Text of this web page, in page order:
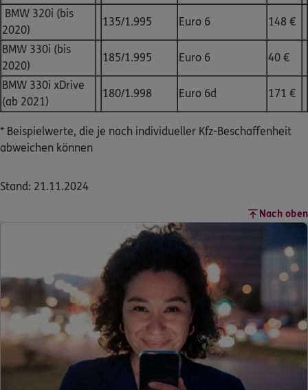
BMW 320i (bis
2020)
135/1.995 Euro 6 148 €
BMW 330i (bis
2020)
185/1.995 Euro 6 40 €
BMW 330i xDrive
(ab 2021)
180/1.998 Euro 6d 171 €
* Beispielwerte, die je nach individueller Kfz-Beschaffenheit
abweichen können
Stand: 21.11.2024
Nach oben